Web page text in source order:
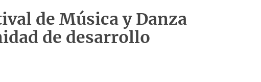
de Música y Danza
de desarrollo